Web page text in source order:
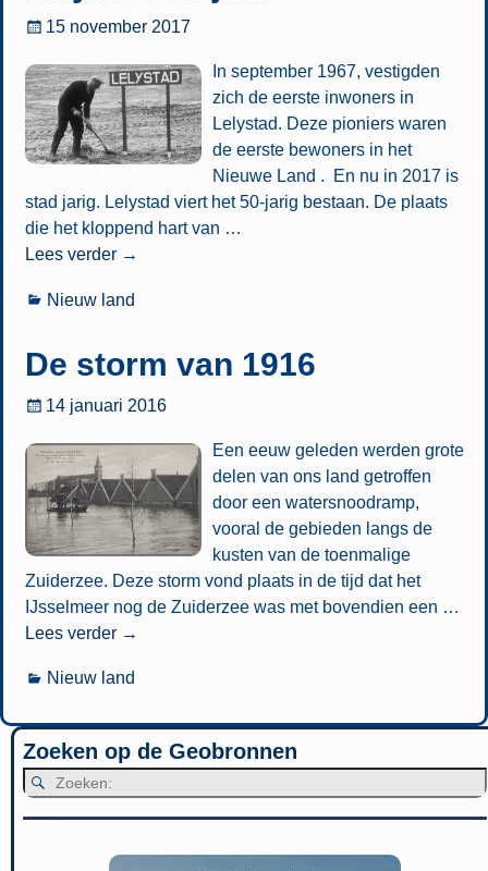
15 november 2017
In september 1967, vestigden
zich de eerste inwoners in
Lelystad. Deze pioniers waren
de eerste bewoners in het
Nieuwe Land . En nu in 2017 is
stad jarig. Lelystad viert het 50-jarig bestaan. De plaats
die het kloppend hart van …
Lees verder →
Nieuw land
De storm van 1916
14 januari 2016
Een eeuw geleden werden grote
delen van ons land getroffen
door een watersnoodramp,
vooral de gebieden langs de
kusten van de toenmalige
Zuiderzee. Deze storm vond plaats in de tijd dat het
IJsselmeer nog de Zuiderzee was met bovendien een …
Lees verder →
Nieuw land
Zoeken op de Geobronnen